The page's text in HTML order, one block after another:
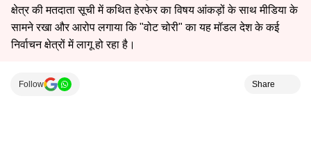
क्षेत्र की मतदाता सूची में कथित हेरफेर का विषय आंकड़ों के साथ मीडिया के
सामने रखा और आरोप लगाया कि "वोट चोरी" का यह मॉडल देश के कई
निर्वाचन क्षेत्रों में लागू हो रहा है।
Follow Share